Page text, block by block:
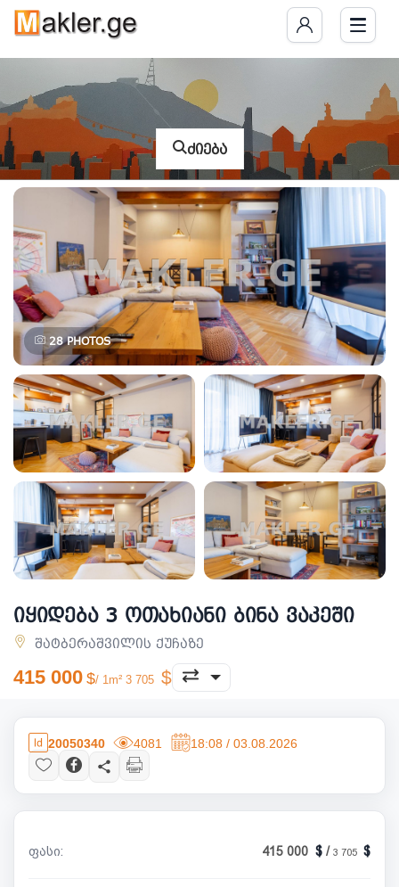
ძიება
28PHOTOS
იყიდება 3 ოთახიანი ბინა ვაკეში
შატბერაშვილის ქუჩაზე
415 000 / 1m² 3 705
20050340 4081 18:08 / 03.08.2026
ფასი: 415 000 / 3 705